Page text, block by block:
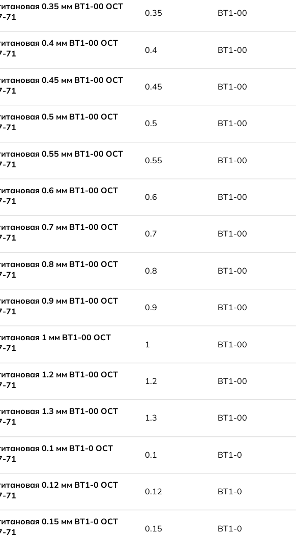
0.35 мм ВТ1-00 ОСТ
71
0.35 ВТ1-00
0.4 мм ВТ1-00 ОСТ
71
0.4 ВТ1-00
0.45 мм ВТ1-00 ОСТ
71
0.45 ВТ1-00
0.5 мм ВТ1-00 ОСТ
71
0.5 ВТ1-00
0.55 мм ВТ1-00 ОСТ
71
0.55 ВТ1-00
0.6 мм ВТ1-00 ОСТ
71
0.6 ВТ1-00
0.7 мм ВТ1-00 ОСТ
71
0.7 ВТ1-00
0.8 мм ВТ1-00 ОСТ
71
0.8 ВТ1-00
0.9 мм ВТ1-00 ОСТ
71
0.9 ВТ1-00
1 мм ВТ1-00 ОСТ
71
1 ВТ1-00
1.2 мм ВТ1-00 ОСТ
71
1.2 ВТ1-00
1.3 мм ВТ1-00 ОСТ
71
1.3 ВТ1-00
0.1 мм ВТ1-0 ОСТ
71
0.1 ВТ1-0
0.12 мм ВТ1-0 ОСТ
71
0.12 ВТ1-0
0.15 мм ВТ1-0 ОСТ
71
0.15 ВТ1-0